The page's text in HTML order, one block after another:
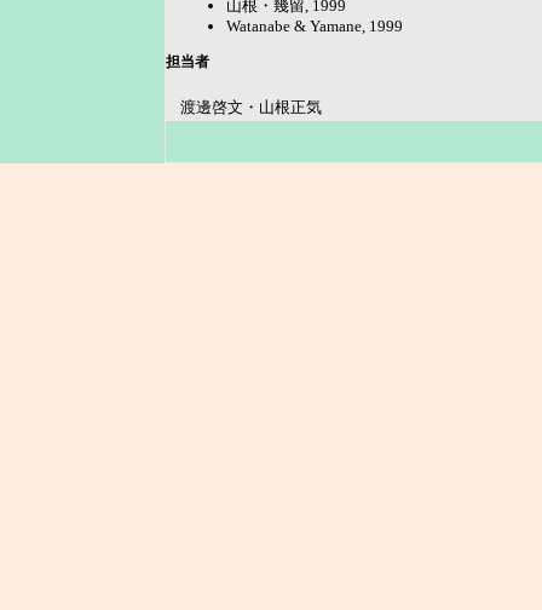
山根・幾留, 1999
Watanabe & Yamane, 1999
担当者
渡邊啓文・山根正気